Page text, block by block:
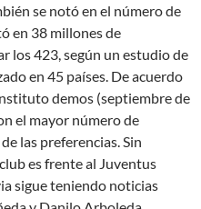
se notó en el número de
en 38 millones de
los 423, según un estudio de
en 45 países. De acuerdo
demos (septiembre de
el mayor número de
las preferencias. Sin
es frente al Juventus
sigue teniendo noticias